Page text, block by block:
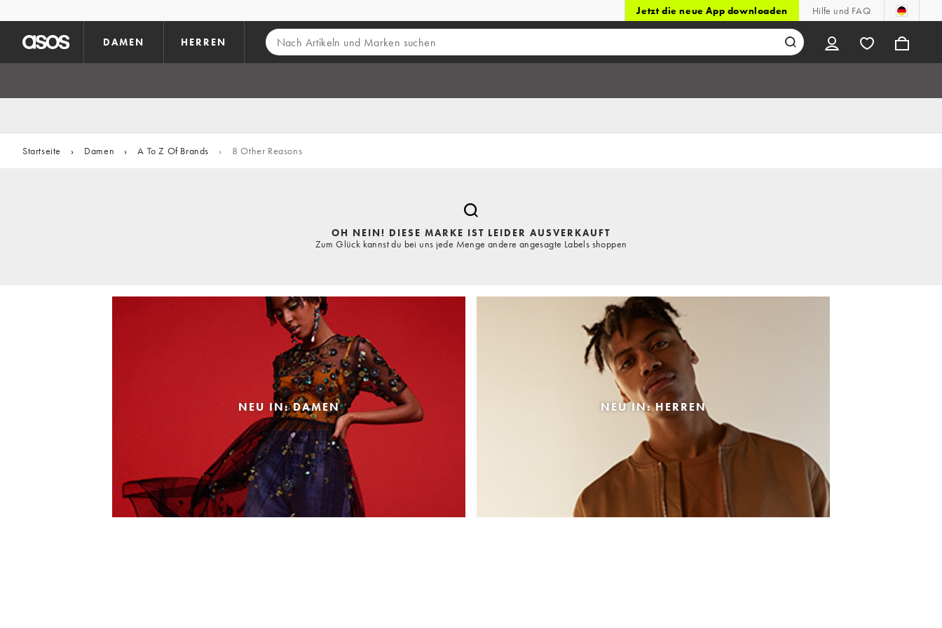
Jetzt die neue App downloaden Hilfe und FAQ
DAMEN HERREN
Startseite › Damen › A To Z Of Brands › 8 Other Reasons
OH NEIN! DIESE MARKE IST LEIDER AUSVERKAUFT
Zum Glück kannst du bei uns jede Menge andere angesagte Labels shoppen
NEU IN: DAMEN NEU IN: HERREN